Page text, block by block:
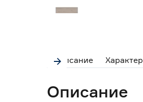
Описание
Описание